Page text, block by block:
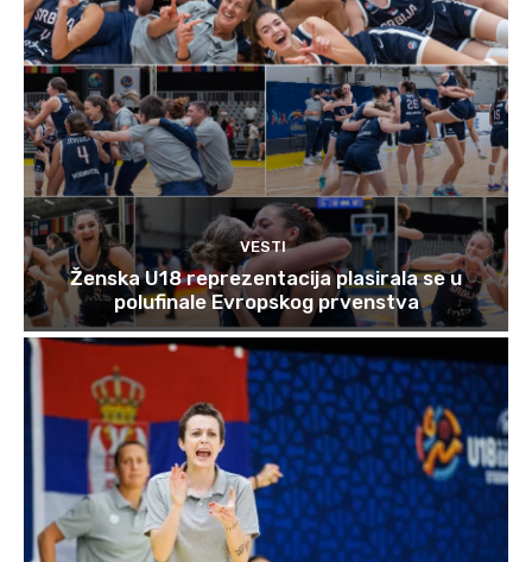
VESTI
Ženska U18 reprezentacija plasirala se u
polufinale Evropskog prvenstva